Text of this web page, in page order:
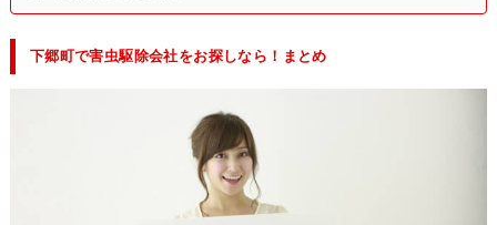
下郷町で害虫駆除会社をお探しなら！まとめ